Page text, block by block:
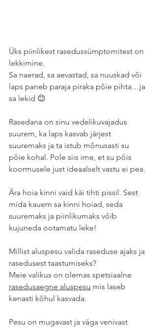
Üks piinlikest rasedussümptomitest on
lekkimine.
Sa naerad, sa aevastad, sa nuuskad või
laps paneb paraja piraka põie pihta…ja
sa lekid 😊
Rasedana on sinu vedelikuvajadus
suurem, ka laps kasvab järjest
suuremaks ja ta istub mõnusasti su
põie kohal. Pole siis ime, et su põis
koormusele just ideaalselt vastu ei pea.
Ära hoia kinni vaid käi tihti pissil. Sest
mida kauem sa kinni hoiad, seda
suuremaks ja piinlikumaks võib
kujuneda ootamatu leke!
Millist aluspesu valida raseduse ajaks ja
rasedusest taastumiseks?
Meie valikus on olemas spetsiaalne
rasedusaegne aluspesu mis laseb
kenasti kõhul kasvada.
Pesu on mugavast ja väga venivast